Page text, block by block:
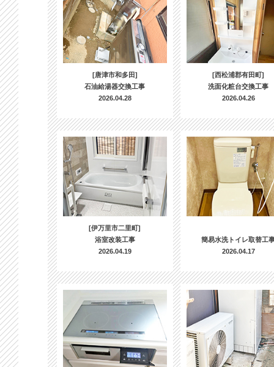
[唐津市和多田]
石油給湯器交換工事
2026.04.28
[西松浦郡有田町]
洗面化粧台交換工事
2026.04.26
[伊万里市二里町]
浴室改装工事
2026.04.19
簡易水洗トイレ取替工
2026.04.17